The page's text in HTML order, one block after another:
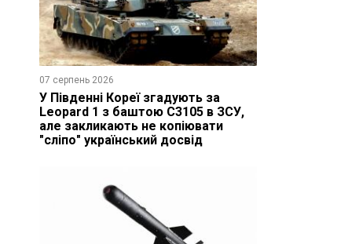
07 серпень 2026
У Південні Кореї згадують за
Leopard 1 з баштою C3105 в ЗСУ,
але закликають не копіювати
"сліпо" український досвід